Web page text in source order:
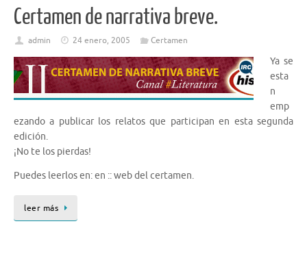
Certamen de narrativa breve.
admin 24 enero, 2005 Certamen
Ya se
esta
n
emp
ezando a publicar los relatos que participan en esta segunda
edición.
¡No te los pierdas!
Puedes leerlos en: en :: web del certamen.
leer más